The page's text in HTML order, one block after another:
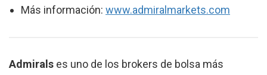
Más información: www.admiralmarkets.com
Admirals es uno de los brokers de bolsa más